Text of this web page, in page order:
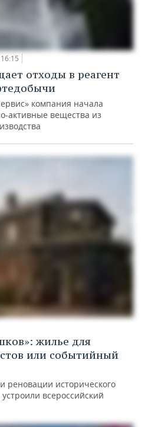
отходы в реагент
компания начала
активные вещества из
жилье для
или событийный
реновации исторического
всероссийский